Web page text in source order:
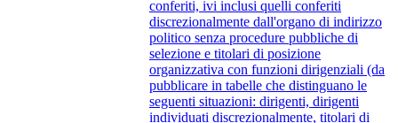
conferiti, ivi inclusi quelli conferiti
discrezionalmente dall'organo di indirizzo
politico senza procedure pubbliche di
selezione e titolari di posizione
organizzativa con funzioni dirigenziali (da
pubblicare in tabelle che distinguano le
seguenti situazioni: dirigenti, dirigenti
individuati discrezionalmente, titolari di